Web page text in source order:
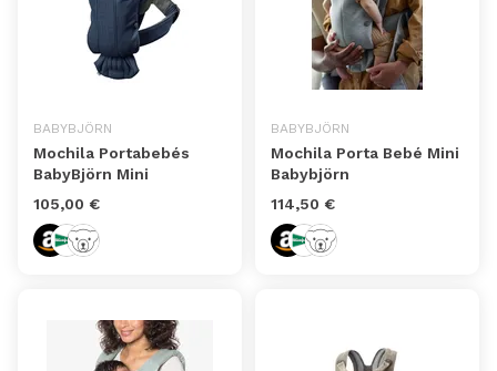
BABYBJÖRN
Mochila Portabebés
BabyBjörn Mini
105,00 €
BABYBJÖRN
Mochila Porta Bebé Mini
Babybjörn
114,50 €